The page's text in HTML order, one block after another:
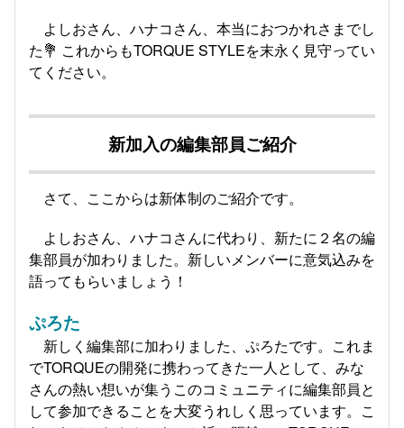
よしおさん、ハナコさん、本当におつかれさまでし
た💐 これからもTORQUE STYLEを末永く見守ってい
てください。
新加入の編集部員ご紹介
さて、ここからは新体制のご紹介です。
よしおさん、ハナコさんに代わり、新たに２名の編
集部員が加わりました。新しいメンバーに意気込みを
語ってもらいましょう！
ぷろた
新しく編集部に加わりました、ぷろたです。これま
でTORQUEの開発に携わってきた一人として、みな
さんの熱い想いが集うこのコミュニティに編集部員と
して参加できることを大変うれしく思っています。こ